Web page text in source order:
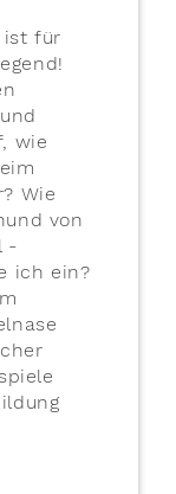
ist für
wie
Wie
von
-
ich ein?